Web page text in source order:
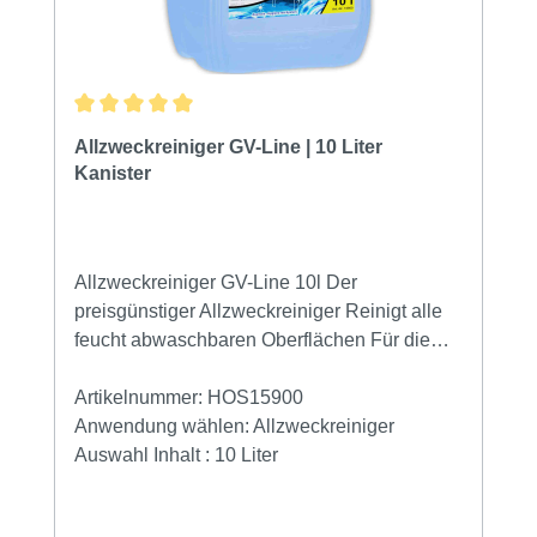
Allzweckreiniger GV-Line | 10 Liter
Kanister
Allzweckreiniger GV-Line 10l Der
preisgünstiger Allzweckreiniger Reinigt alle
feucht abwaschbaren Oberflächen Für die
Dosierung 100ml auf 1 Eimer Wasser GV-
QualitätDer preisgünstiger Allzweckreiniger
ist geeignet für Böden, Fenster und Rahmen,
Artikelnummer: HOS15900
Anwendung wählen: Allzweckreiniger
Auswahl Inhalt : 10 Liter